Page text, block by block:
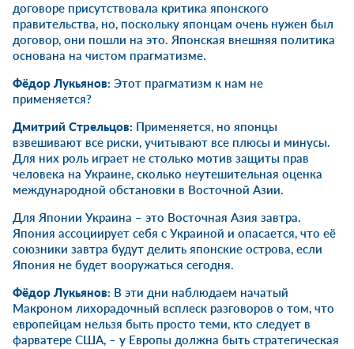
договоре присутствовала критика японского
правительства, но, поскольку японцам очень нужен был
договор, они пошли на это. Японская внешняя политика
основана на чистом прагматизме.
Фёдор Лукьянов: Этот прагматизм к нам не
применяется?
Дмитрий Стрельцов: Применяется, но японцы
взвешивают все риски, учитывают все плюсы и минусы.
Для них роль играет не столько мотив защиты прав
человека на Украине, сколько неутешительная оценка
международной обстановки в Восточной Азии.
Для Японии Украина – это Восточная Азия завтра.
Япония ассоциирует себя с Украиной и опасается, что её
союзники завтра будут делить японские острова, если
Япония не будет вооружаться сегодня.
Фёдор Лукьянов: В эти дни наблюдаем начатый
Макроном лихорадочный всплеск разговоров о том, что
европейцам нельзя быть просто теми, кто следует в
фарватере США, – у Европы должна быть стратегическая